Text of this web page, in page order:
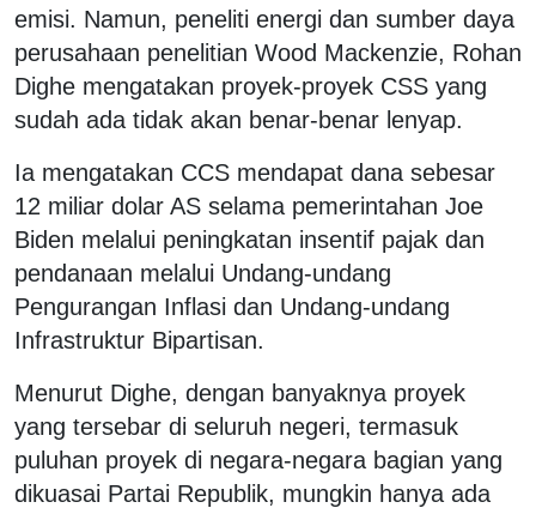
emisi. Namun, peneliti energi dan sumber daya
perusahaan penelitian Wood Mackenzie, Rohan
Dighe mengatakan proyek-proyek CSS yang
sudah ada tidak akan benar-benar lenyap.
Ia mengatakan CCS mendapat dana sebesar
12 miliar dolar AS selama pemerintahan Joe
Biden melalui peningkatan insentif pajak dan
pendanaan melalui Undang-undang
Pengurangan Inflasi dan Undang-undang
Infrastruktur Bipartisan.
Menurut Dighe, dengan banyaknya proyek
yang tersebar di seluruh negeri, termasuk
puluhan proyek di negara-negara bagian yang
dikuasai Partai Republik, mungkin hanya ada